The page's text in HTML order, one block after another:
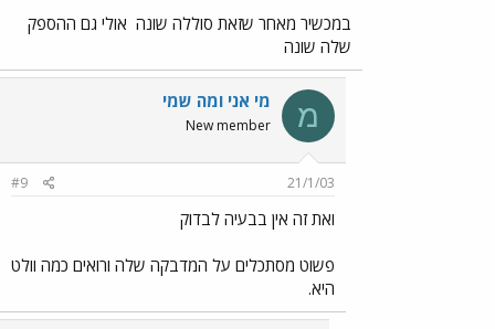
במכשיר מאחר שזאת סוללה שונה אולי גם ההספק
שלה שונה
מ מי אני ומה שמי
New member
21/1/03
#9
ואת זה אין בבעיה לבדוק
פשוט מסתכלים על המדבקה שלה ורואים כמה וולט
היא.